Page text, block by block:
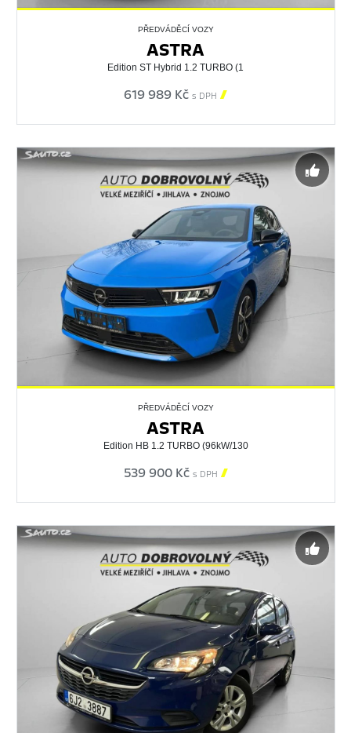
PŘEDVÁDĚCÍ VOZY
ASTRA
Edition ST Hybrid 1.2 TURBO (1
619 989 Kč s DPH 
PŘEDVÁDĚCÍ VOZY
ASTRA
Edition HB 1.2 TURBO (96kW/130
539 900 Kč s DPH 